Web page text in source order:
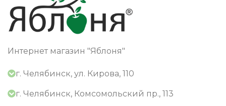
Интернет магазин "Яблоня"
г. Челябинск, ул. Кирова, 110
г. Челябинск, Комсомольский пр., 113